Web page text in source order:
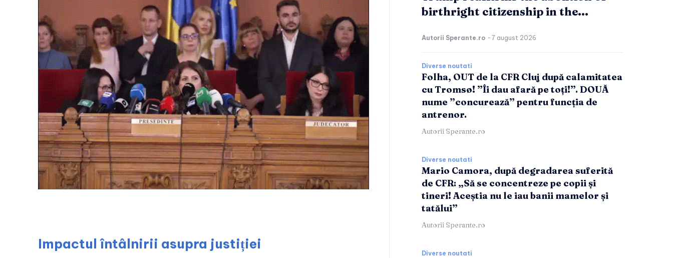
Impactul întâlnirii asupra justiției
birthright citizenship in the...
Autorii Sperante.ro - 7 august 2026
Diverse noutati
Folha, OUT de la CFR Cluj după calamitatea
cu Tromsø! ”Îi dau afară pe toți!”. DOUĂ
nume ”concurează” pentru funcția de
antrenor.
Autorii Sperante.ro
Diverse noutati
Mario Camora, după degradarea suferită
de CFR: „Să se concentreze pe copii și
tineri! Aceștia nu le iau banii mamelor și
tatălui”
Autorii Sperante.ro
Diverse noutati